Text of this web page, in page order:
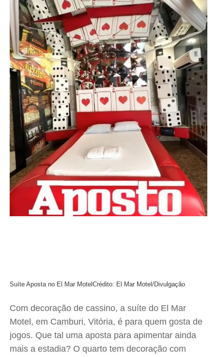
Suíte Aposta no El Mar Motel Crédito: El Mar Motel/Divulgação
Com decoração de cassino, a suíte do El Mar
Motel, em Camburi, Vitória, é para quem gosta de
jogos. Que tal uma aposta para apimentar ainda
mais a estadia? O quarto tem decoração com